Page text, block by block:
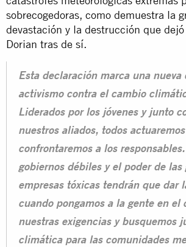
sobrecogedoras, como demuestra la
devastación y la destrucción que
Dorian tras de sí.
Esta declaración marca una nueva
activismo contra el cambio
Liderados por los jóvenes y junto
nuestros aliados, todos
confrontaremos a los
gobiernos débiles y el poder de las
empresas tóxicas tendrán que dar
cuando pongamos a la gente en el
nuestras exigencias y busquemos
climática para las comunidades